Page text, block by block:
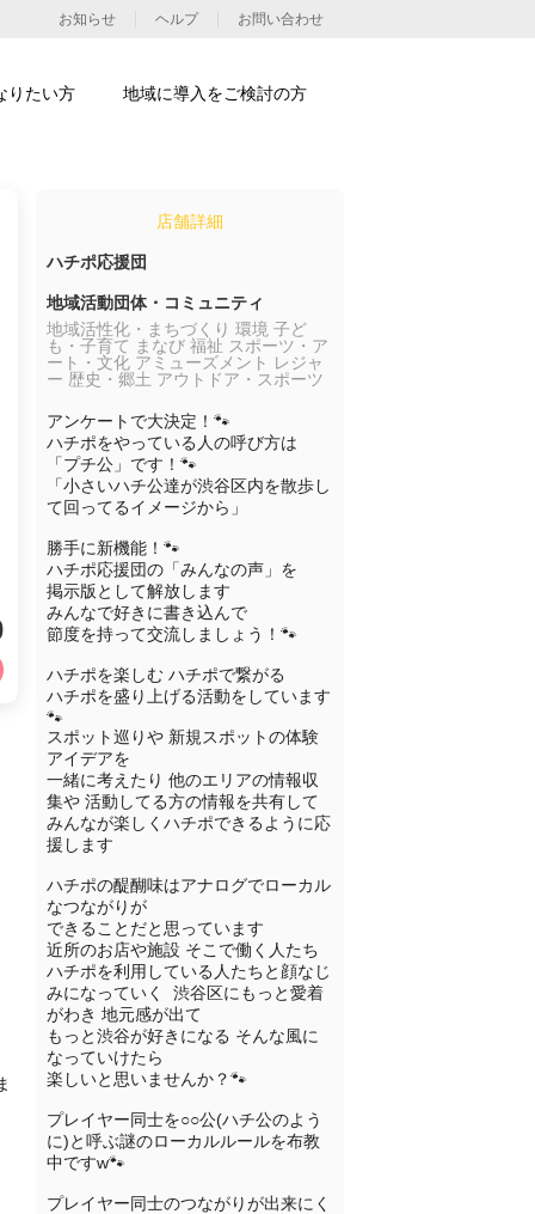
店舗詳細
ハチポ応援団
地域活動団体・コミュニティ
地域活性化・まちづくり 環境 子ど
も・子育て まなび 福祉 スポーツ・ア
ート・文化 アミューズメント レジャ
ー 歴史・郷土 アウトドア・スポーツ
アンケートで大決定！🐾
ハチポをやっている人の呼び方は
「プチ公」です！🐾
「小さいハチ公達が渋谷区内を散歩し
て回ってるイメージから」
勝手に新機能！🐾
ハチポ応援団の「みんなの声」を
掲示版として解放します
みんなで好きに書き込んで
節度を持って交流しましょう！🐾
ハチポを楽しむ ハチポで繋がる
ハチポを盛り上げる活動をしています
🐾
スポット巡りや 新規スポットの体験
アイデアを
一緒に考えたり 他のエリアの情報収
集や 活動してる方の情報を共有して
みんなが楽しくハチポできるように応
援します
ハチポの醍醐味はアナログでローカル
なつながりが
できることだと思っています
近所のお店や施設 そこで働く人たち
ハチポを利用している人たちと顔なじ
みになっていく  渋谷区にもっと愛着
がわき 地元感が出て
もっと渋谷が好きになる そんな風に
なっていけたら
楽しいと思いませんか？🐾
プレイヤー同士を○○公(ハチ公のよう
に)と呼ぶ謎のローカルルールを布教
中ですw🐾
プレイヤー同士のつながりが出来にく
お知らせ ヘルプ お問い合わせ
りたい方 地域に導入をご検討の方